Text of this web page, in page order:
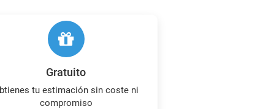
Gratuito
compromiso